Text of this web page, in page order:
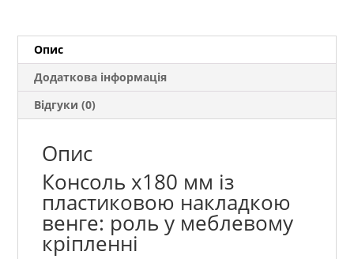
Опис
Додаткова інформація
Відгуки (0)
Опис
Консоль х180 мм із
пластиковою накладкою
венге: роль у меблевому
кріпленні